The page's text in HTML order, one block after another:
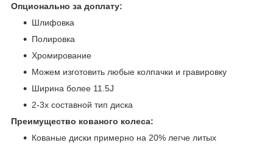
Опционально за доплату:
Шлифовка
Полировка
Хромирование
Можем изготовить любые колпачки и гравировку
Ширина более 11.5J
2-3х составной тип диска
Преимущество кованого колеса:
Кованые диски примерно на 20% легче литых